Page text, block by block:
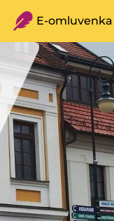
E-omluvenka